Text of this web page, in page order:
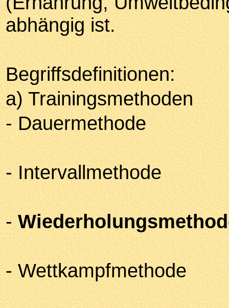
abhängig ist.
Begriffsdefinitionen:
a) Trainingsmethoden
- Dauermethode
- Intervallmethode
-
- Wettkampfmethode